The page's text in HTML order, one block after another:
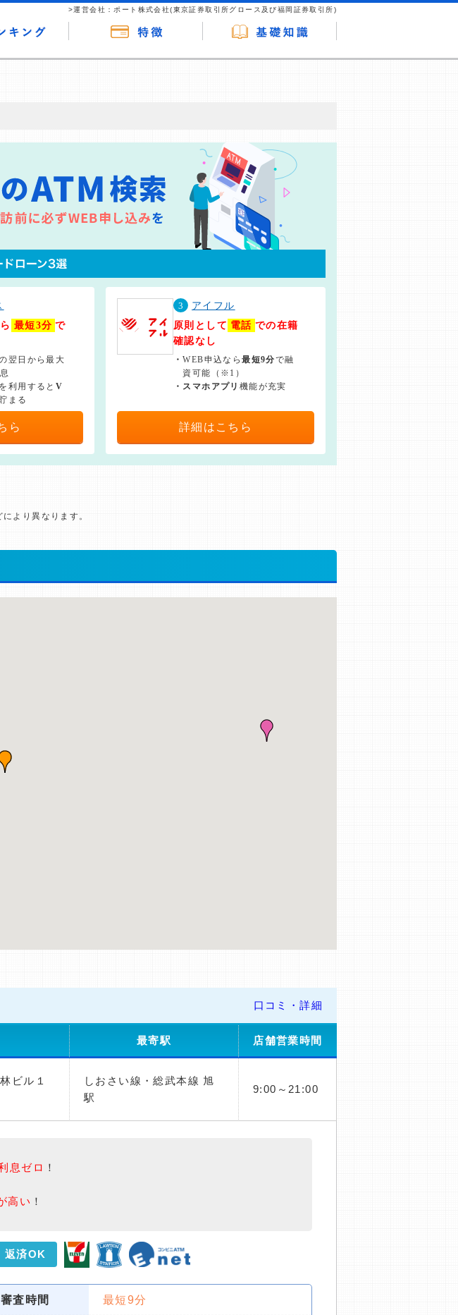
>運営会社：ポート株式会社(東京証券取引所グロース及び福岡証券取引所)
商品を根拠なくPRするものではなく、当編集部の調査／ユーザーへの口コ
最短3分 で
翌日から最大
利用すると V
まる
ら
3
アイフル
原則として 電話 での在籍
確認なし
・WEB申込なら最短9分で融
資可能（※1）
・ スマホアプリ 機能が充実
詳細はこちら
より異なります。
口コミ・詳細
最寄駅 店舗営業時間
ビル１
しおさい線・総武本線 旭
駅
9:00～21:00
息ゼロ ！
高い ！
返済OK
審査時間 最短9分